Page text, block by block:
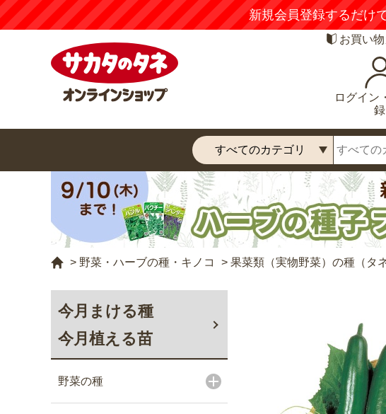
新規会員登録するだけ
お買い
ログイン
録
> 野菜・ハーブの種・キノコ > 果菜類（実物野菜）の種（タネ
今月まける種
今月植える苗
野菜の種